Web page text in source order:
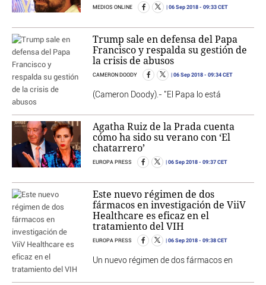
MEDIOS ONLINE 06 Sep 2018 - 09:33 CET
Trump sale en defensa del Papa
Francisco y respalda su gestión de
la crisis de abusos
CAMERON DOODY 06 Sep 2018 - 09:34 CET
(Cameron Doody).- "El Papa lo está
Agatha Ruiz de la Prada cuenta
cómo ha sido su verano con ‘El
chatarrero’
EUROPA PRESS 06 Sep 2018 - 09:37 CET
Este nuevo régimen de dos
fármacos en investigación de ViiV
Healthcare es eficaz en el
tratamiento del VIH
EUROPA PRESS 06 Sep 2018 - 09:38 CET
Un nuevo régimen de dos fármacos en